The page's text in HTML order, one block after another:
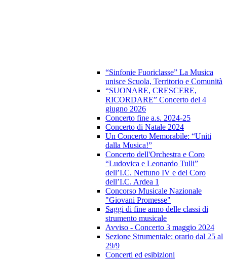
“Sinfonie Fuoriclasse” La Musica
unisce Scuola, Territorio e Comunità
“SUONARE, CRESCERE,
RICORDARE” Concerto del 4
giugno 2026
Concerto fine a.s. 2024-25
Concerto di Natale 2024
Un Concerto Memorabile: “Uniti
dalla Musica!”
Concerto dell'Orchestra e Coro
“Ludovica e Leonardo Tulli”
dell’I.C. Nettuno IV e del Coro
dell’I.C. Ardea 1
Concorso Musicale Nazionale
"Giovani Promesse"
Saggi di fine anno delle classi di
strumento musicale
Avviso - Concerto 3 maggio 2024
Sezione Strumentale: orario dal 25 al
29/9
Concerti ed esibizioni